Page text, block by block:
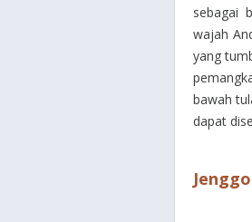
sebagai
wajah
yang
bawah
dapat